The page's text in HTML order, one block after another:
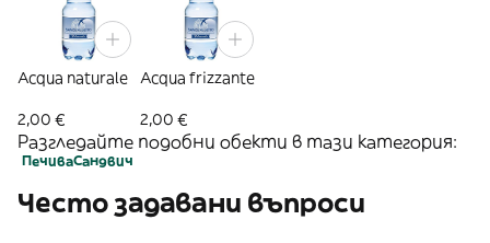
Acqua naturale
2,00 €
Acqua frizzante
2,00 €
Разгледайте подобни обекти в тази категория:
ПечиваСандвич
Често задавани въпроси